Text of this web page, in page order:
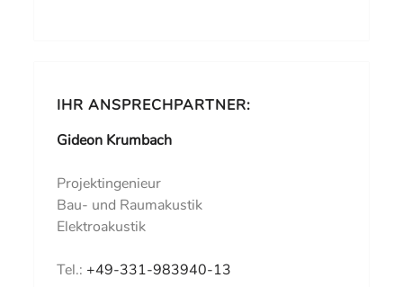
IHR ANSPRECHPARTNER:
Gideon Krumbach
Projektingenieur
Bau- und Raumakustik
Elektroakustik
Tel.: +49-331-983940-13